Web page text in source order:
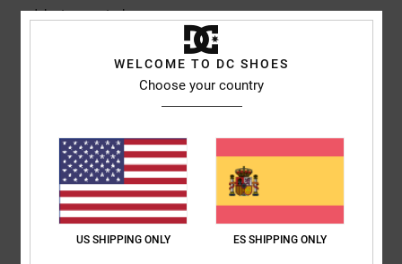
delantera central
Parche de silicona DC en el pecho
Etiqueta de tela No94 en la espalda
Otras características:Cordón elástico en la cintura con
bloqueo en ambos lados
Composición[Tejido principal] 100% poliéster
Envios y Devoluciones
WELCOME TO DC SHOES
Choose your country
US SHIPPING ONLY ES SHIPPING ONLY